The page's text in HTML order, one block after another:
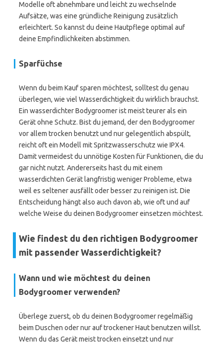
Modelle oft abnehmbare und leicht zu wechselnde
Aufsätze, was eine gründliche Reinigung zusätzlich
erleichtert. So kannst du deine Hautpflege optimal auf
deine Empfindlichkeiten abstimmen.
Sparfüchse
Wenn du beim Kauf sparen möchtest, solltest du genau
überlegen, wie viel Wasserdichtigkeit du wirklich brauchst.
Ein wasserdichter Bodygroomer ist meist teurer als ein
Gerät ohne Schutz. Bist du jemand, der den Bodygroomer
vor allem trocken benutzt und nur gelegentlich abspült,
reicht oft ein Modell mit Spritzwasserschutz wie IPX4.
Damit vermeidest du unnötige Kosten für Funktionen, die du
gar nicht nutzt. Andererseits hast du mit einem
wasserdichten Gerät langfristig weniger Probleme, etwa
weil es seltener ausfällt oder besser zu reinigen ist. Die
Entscheidung hängt also auch davon ab, wie oft und auf
welche Weise du deinen Bodygroomer einsetzen möchtest.
Wie findest du den richtigen Bodygroomer
mit passender Wasserdichtigkeit?
Wann und wie möchtest du deinen
Bodygroomer verwenden?
Überlege zuerst, ob du deinen Bodygroomer regelmäßig
beim Duschen oder nur auf trockener Haut benutzen willst.
Wenn du das Gerät meist trocken einsetzt und nur